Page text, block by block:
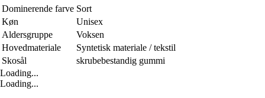
Dominerende farve Sort
Køn
Unisex
Aldersgruppe
Voksen
Hovedmateriale
Syntetisk materiale / tekstil
Skosål
skrubebestandig gummi
Loading...
Loading...